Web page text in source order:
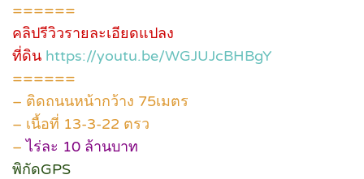
======
คลิปรีวิวรายละเอียดแปลง
ที่ดิน https://youtu.be/WGJUJcBHBgY
======
– ติดถนนหน้ากว้าง 75เมตร
– เนื้อที่ 13-3-22 ตรว
–ไร่ละ 10 ล้านบาท
พิกัดGPS